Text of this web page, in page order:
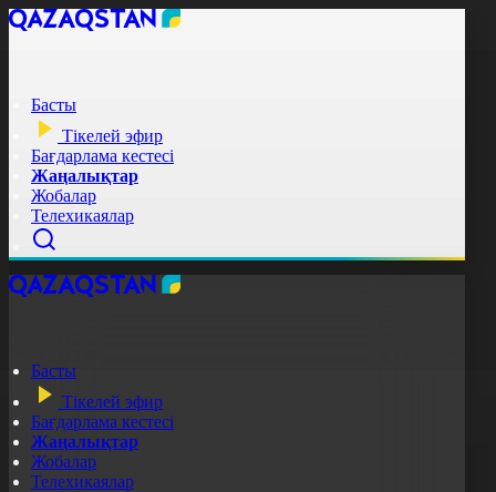
Басты
Тікелей эфир
Бағдарлама кестесі
Жаңалықтар
Жобалар
Телехикаялар
Басты
Тікелей эфир
Бағдарлама кестесі
Жаңалықтар
Жобалар
Телехикаялар